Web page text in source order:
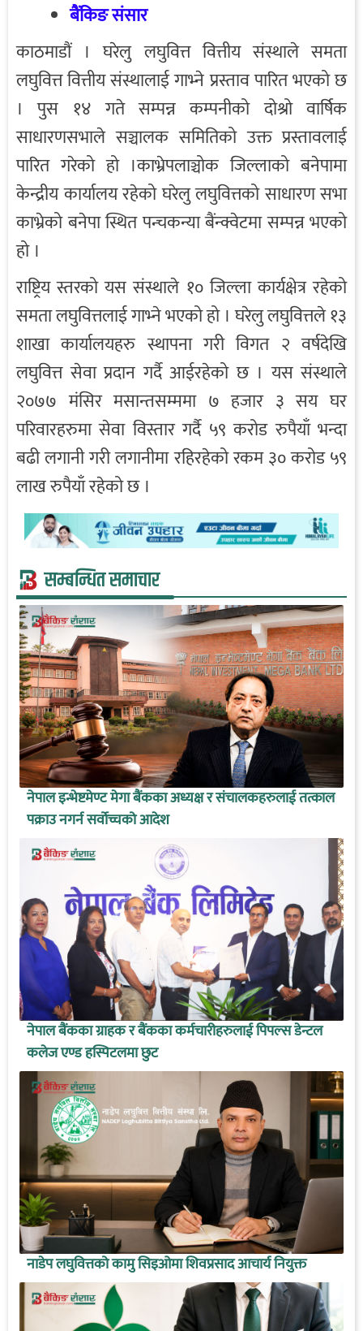
बैंकिङ संसार
काठमाडौं । घरेलु लघुवित्त वित्तीय संस्थाले समता
लघुवित्त वित्तीय संस्थालाई गाभ्ने प्रस्ताव पारित भएको छ
। पुस १४ गते सम्पन्न कम्पनीको दोश्रो वार्षिक
साधारणसभाले सञ्चालक समितिको उक्त प्रस्तावलाई
पारित गरेको हो ।काभ्रेपलाञ्चोक जिल्लाको बनेपामा
केन्द्रीय कार्यालय रहेको घरेलु लघुवित्तको साधारण सभा
काभ्रेको बनेपा स्थित पन्चकन्या बैंन्क्वेटमा सम्पन्न भएको
हो ।
राष्ट्रिय स्तरको यस संस्थाले १० जिल्ला कार्यक्षेत्र रहेको
समता लघुवित्तलाई गाभ्ने भएको हो । घरेलु लघुवित्तले १३
शाखा कार्यालयहरु स्थापना गरी विगत २ वर्षदेखि
लघुवित्त सेवा प्रदान गर्दै आईरहेको छ । यस संस्थाले
२०७७ मंसिर मसान्तसम्ममा ७ हजार ३ सय घर
परिवारहरुमा सेवा विस्तार गर्दै ५९ करोड रुपैयाँ भन्दा
बढी लगानी गरी लगानीमा रहिरहेको रकम ३० करोड ५९
लाख रुपैयाँ रहेको छ ।
सम्बन्धित समाचार
नेपाल इन्भेष्टमेण्ट मेगा बैंकका अध्यक्ष र संचालकहरुलाई तत्काल
पक्राउ नगर्न सर्वोच्चको आदेश
नेपाल बैंकका ग्राहक र बैंकका कर्मचारीहरुलाई पिपल्स डेन्टल
कलेज एण्ड हस्पिटलमा छुट
नाडेप लघुवित्तको कामु सिइओमा शिवप्रसाद आचार्य नियुक्त